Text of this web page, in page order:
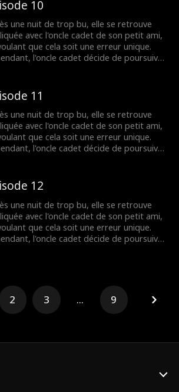
Face à cette trahison et à ces
continues, comment va-t-elle
10
une nuit de trop bu, elle se retrouve
avec l'oncle cadet de son petit ami,
que cela soit une erreur unique.
l'oncle cadet décide de poursuivre
sœur, qui la provoque à plusieurs
Face à cette trahison et à ces
continues, comment va-t-elle
11
une nuit de trop bu, elle se retrouve
avec l'oncle cadet de son petit ami,
que cela soit une erreur unique.
l'oncle cadet décide de poursuivre
sœur, qui la provoque à plusieurs
Face à cette trahison et à ces
continues, comment va-t-elle
12
une nuit de trop bu, elle se retrouve
avec l'oncle cadet de son petit ami,
que cela soit une erreur unique.
l'oncle cadet décide de poursuivre
Face à cette trahison et à ces
continues, comment va-t-elle
2 3 ... 9